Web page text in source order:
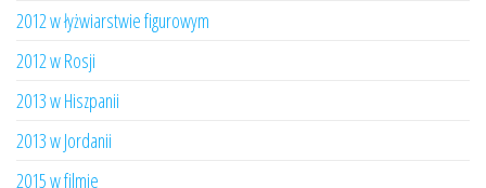
2012 w łyżwiarstwie figurowym
2012 w Rosji
2013 w Hiszpanii
2013 w Jordanii
2015 w filmie